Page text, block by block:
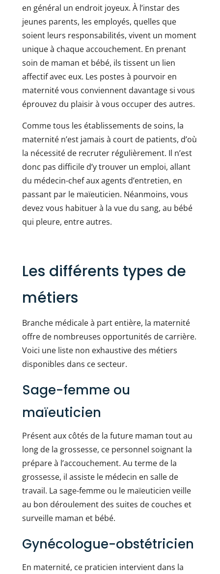
en général un endroit joyeux. À l’instar des
jeunes parents, les employés, quelles que
soient leurs responsabilités, vivent un moment
unique à chaque accouchement. En prenant
soin de maman et bébé, ils tissent un lien
affectif avec eux. Les postes à pourvoir en
maternité vous conviennent davantage si vous
éprouvez du plaisir à vous occuper des autres.
Comme tous les établissements de soins, la
maternité n’est jamais à court de patients, d’où
la nécessité de recruter régulièrement. Il n’est
donc pas difficile d’y trouver un emploi, allant
du médecin-chef aux agents d’entretien, en
passant par le maïeuticien. Néanmoins, vous
devez vous habituer à la vue du sang, au bébé
qui pleure, entre autres.
Les différents types de
métiers
Branche médicale à part entière, la maternité
offre de nombreuses opportunités de carrière.
Voici une liste non exhaustive des métiers
disponibles dans ce secteur.
Sage-femme ou
maïeuticien
Présent aux côtés de la future maman tout au
long de la grossesse, ce personnel soignant la
prépare à l’accouchement. Au terme de la
grossesse, il assiste le médecin en salle de
travail. La sage-femme ou le maïeuticien veille
au bon déroulement des suites de couches et
surveille maman et bébé.
Gynécologue-obstétricien
En maternité, ce praticien intervient dans la